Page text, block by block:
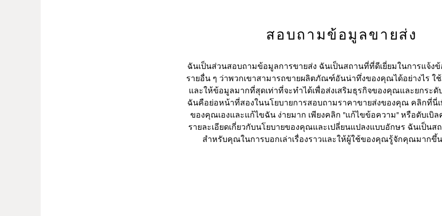
สอบถามข้อมูลขายส่ง
ฉันเป็นส่วนสอบถามข้อมูลการขายส่ง ฉันเป็นสถานที่ที่ดีเยี่ยมในการแจ้ง
รายอื่น ๆ ว่าพวกเขาสามารถขายผลิตภัณฑ์อันน่าทึ่งของคุณได้อย่างไร ใช้
และให้ข้อมูลมากที่สุดเท่าที่จะทำได้เพื่อส่งเสริมธุรกิจของคุณและยกระดั
ฉันคือย่อหน้าที่สองในนโยบายการสอบถามราคาขายส่งของคุณ คลิกที่นี่
ของคุณเองและแก้ไขฉัน ง่ายมาก เพียงคลิก "แก้ไขข้อความ" หรือดับเบิล
รายละเอียดเกี่ยวกับนโยบายของคุณและเปลี่ยนแปลงแบบอักษร ฉันเป็นส
สำหรับคุณในการบอกเล่าเรื่องราวและให้ผู้ใช้ของคุณรู้จักคุณมากขึ้